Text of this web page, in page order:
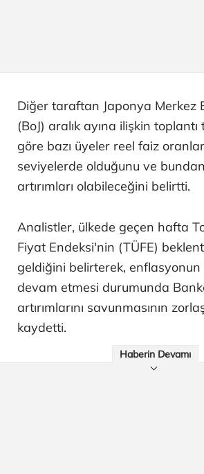
Diğer taraftan Japonya Merkez
(BoJ) aralık ayına ilişkin
göre bazı üyeler reel faiz
seviyelerde olduğunu ve
artırımları olabileceğini belirtti.
Analistler, ülkede geçen hafta
Fiyat Endeksi'nin (TÜFE)
geldiğini belirterek,
devam etmesi durumunda
artırımlarını savunmasının
kaydetti.
Haberin Devamı